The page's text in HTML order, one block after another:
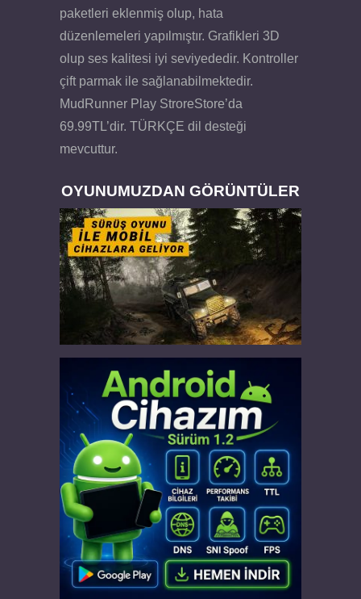
paketleri eklenmiş olup, hata
düzenlemeleri yapılmıştır. Grafikleri 3D
olup ses kalitesi iyi seviyededir. Kontroller
çift parmak ile sağlanabilmektedir.
MudRunner Play StroreStore’da
69.99TL’dir. TÜRKÇE dil desteği
mevcuttur.
OYUNUMUZDAN GÖRÜNTÜLER